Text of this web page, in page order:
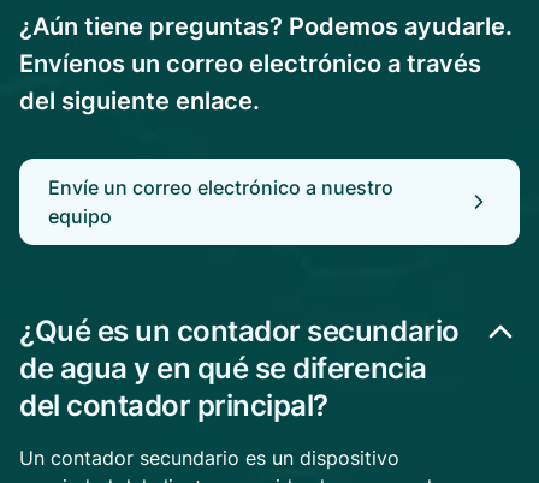
¿Aún tiene preguntas? Podemos ayudarle.
Envíenos un correo electrónico a través
del siguiente enlace.
Envíe un correo electrónico a nuestro
equipo
¿Qué es un contador secundario
de agua y en qué se diferencia
del contador principal?
Un contador secundario es un dispositivo